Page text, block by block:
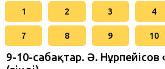
1 2 3 4
7 8 9 10
9-10-сабақтар. Ә. Нұрпейісов